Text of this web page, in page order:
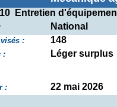
Entretien
National
: 148
: Léger surplus
: 22 mai 2026